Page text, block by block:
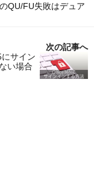
QU/FU失敗はデュア
次の記事へ
サイン
い場合